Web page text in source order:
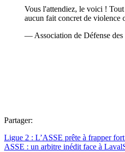
Vous l'attendiez, le voici !
aucun fait concret de violence
— Association de Défense des
Partager:
Ligue 2 : L’ASSE prête à frapper
ASSE : un arbitre inédit face à Laval